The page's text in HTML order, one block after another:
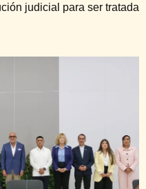
judicial para ser tratada